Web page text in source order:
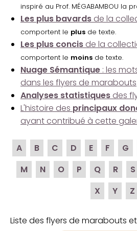
inspiré au Prof. MÉGABAMBOU la
Les plus bavards de la
comportent le plus de texte.
Les plus concis de la
comportent le moins de texte.
Nuage Sémantique : les
dans les flyers de marabouts
Analyses statistiques des
L'histoire des principaux
ayant contribué à cette
A B C D E F G
M
N O P Q R S
X
Y Z
Liste des flyers de marabouts